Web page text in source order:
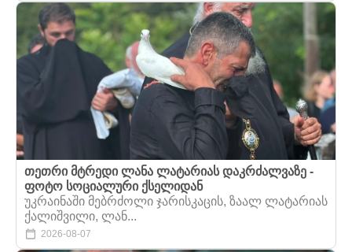
თეთრი მტრედი ლანა ლატარიას დაკრძალვაზე -
ფოტო სოციალური ქსელიდან
უკრაინაში მებრძოლი ჯარისკაცის, ზაალ ლატარიას
ქალიშვილი, ლან...
2026-08-07